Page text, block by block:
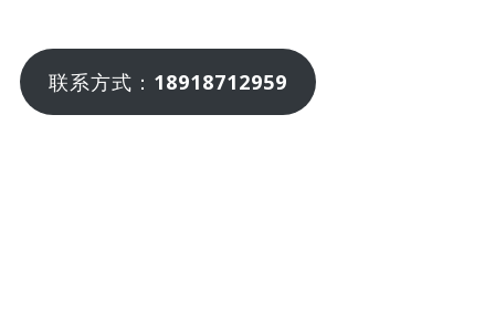
联系方式： 18918712959